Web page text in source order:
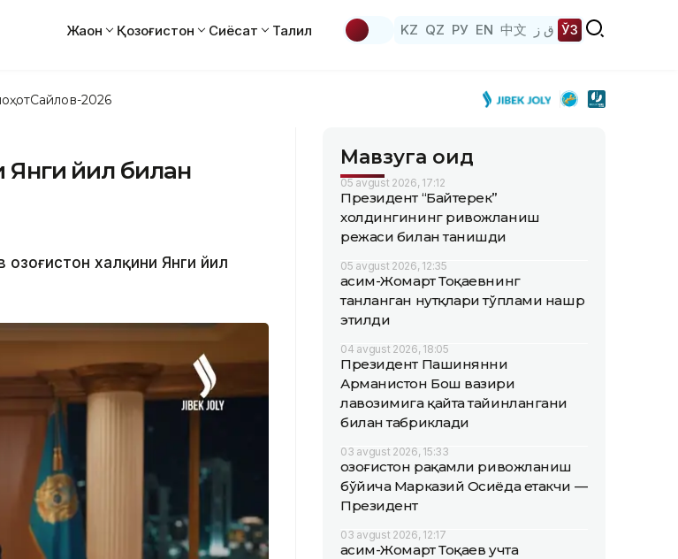
Жаҳон Қозоғистон Сиёсат Таҳлил KZ QZ РУ EN 中文 ق ز ЎЗ
Сайлов-2026
Янги йил билан
халқини Янги йил
Мавзуга оид
05 avgust 2026, 17:12
Президент “Байтерек”
холдингининг ривожланиш
режаси билан танишди
05 avgust 2026, 12:35
Қасим-Жомарт Тоқаевнинг
танланган нутқлари тўплами нашр
этилди
04 avgust 2026, 18:05
Президент Пашинянни
Арманистон Бош вазири
лавозимига қайта тайинлангани
билан табриклади
03 avgust 2026, 15:33
Қозоғистон рақамли ривожланиш
бўйича Марказий Осиёда етакчи —
Президент
03 avgust 2026, 12:17
Қасим-Жомарт Тоқаев учта